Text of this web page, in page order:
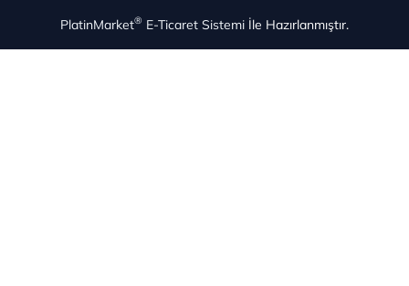
PlatinMarket® E-Ticaret Sistemi İle Hazırlanmıştır.